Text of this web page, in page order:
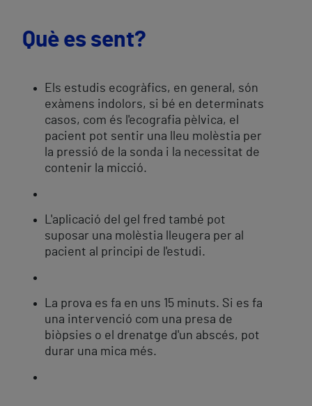
Què es sent?
Els estudis ecogràfics, en general, són
exàmens indolors, si bé en determinats
casos, com és l'ecografia pèlvica, el
pacient pot sentir una lleu molèstia per
la pressió de la sonda i la necessitat de
contenir la micció.
L'aplicació del gel fred també pot
suposar una molèstia lleugera per al
pacient al principi de l'estudi.
La prova es fa en uns 15 minuts. Si es fa
una intervenció com una presa de
biòpsies o el drenatge d'un abscés, pot
durar una mica més.